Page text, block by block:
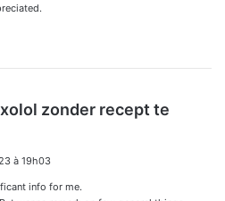
zonder recept te
à 19h03
info for me.